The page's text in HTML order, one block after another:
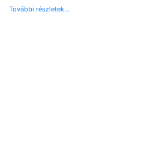
További részletek...